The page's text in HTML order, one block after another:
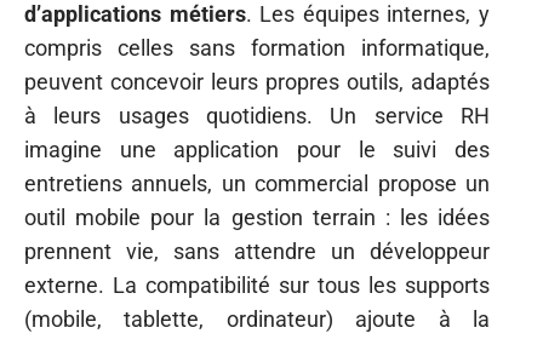
d’applications métiers. Les équipes internes, y
compris celles sans formation informatique,
peuvent concevoir leurs propres outils, adaptés
à leurs usages quotidiens. Un service RH
imagine une application pour le suivi des
entretiens annuels, un commercial propose un
outil mobile pour la gestion terrain : les idées
prennent vie, sans attendre un développeur
externe. La compatibilité sur tous les supports
(mobile, tablette, ordinateur) ajoute à la